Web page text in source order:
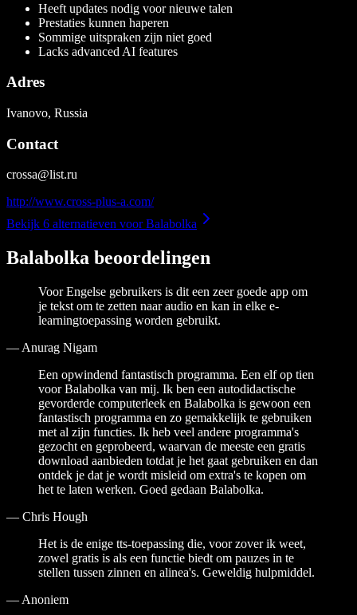
Heeft updates nodig voor nieuwe talen
Prestaties kunnen haperen
Sommige uitspraken zijn niet goed
Lacks advanced AI features
Adres
Ivanovo, Russia
Contact
crossa@list.ru
http://www.cross-plus-a.com/
Bekijk 6 alternatieven voor Balabolka
Balabolka beoordelingen
Voor Engelse gebruikers is dit een zeer goede app om
je tekst om te zetten naar audio en kan in elke e-
learningtoepassing worden gebruikt.
— Anurag Nigam
Een opwindend fantastisch programma. Een elf op tien
voor Balabolka van mij. Ik ben een autodidactische
gevorderde computerleek en Balabolka is gewoon een
fantastisch programma en zo gemakkelijk te gebruiken
met al zijn functies. Ik heb veel andere programma's
gezocht en geprobeerd, waarvan de meeste een gratis
download aanbieden totdat je het gaat gebruiken en dan
ontdek je dat je wordt misleid om extra's te kopen om
het te laten werken. Goed gedaan Balabolka.
— Chris Hough
Het is de enige tts-toepassing die, voor zover ik weet,
zowel gratis is als een functie biedt om pauzes in te
stellen tussen zinnen en alinea's. Geweldig hulpmiddel.
— Anoniem